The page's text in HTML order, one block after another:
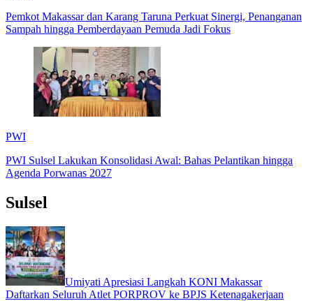
Pemkot Makassar dan Karang Taruna Perkuat Sinergi, Penanganan
Sampah hingga Pemberdayaan Pemuda Jadi Fokus
PWI
PWI Sulsel Lakukan Konsolidasi Awal: Bahas Pelantikan hingga
Agenda Porwanas 2027
Sulsel
Umiyati Apresiasi Langkah KONI Makassar
Daftarkan Seluruh Atlet PORPROV ke BPJS Ketenagakerjaan